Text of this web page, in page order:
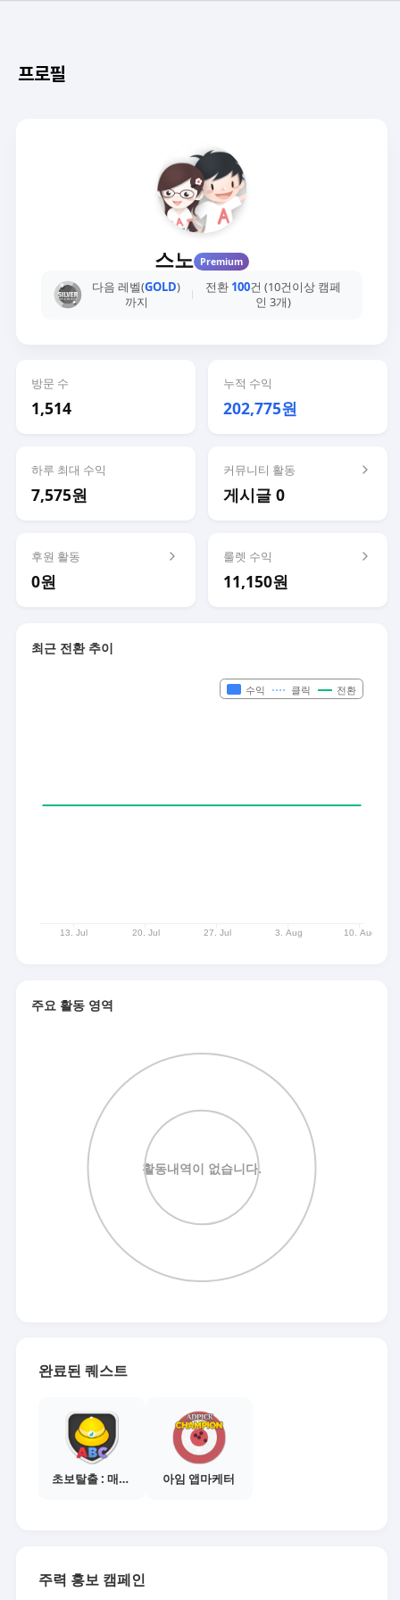
프로필
스노 Premium
다음 레벨(GOLD)
까지
전환 100건 (10건이상 캠페
인 3개)
방문 수
1,514
누적 수익
202,775원
하루 최대 수익
7,575원
커뮤니티 활동
게시글 0
후원 활동
0원
룰렛 수익
11,150원
최근 전환 추이
주요 활동 영역
완료된 퀘스트
초보탈출 : 매체별 활동 가이드보기 아임 앱마케터
주력 홍보 캠페인